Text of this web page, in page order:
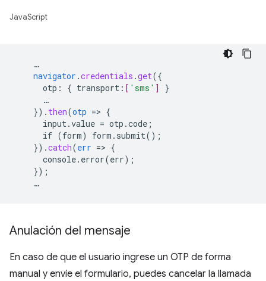
JavaScript
…
navigator .credentials .get({
otp : { transport : [ 'sms' ]
}
…
}) . then(otp => {
input.value = otp.code ;
if (form) form.submit() ;
}) .catch(err => {
console.error(err) ;
});
…
Anulación del mensaje
En caso de que el usuario ingrese un OTP de forma
manual y envíe el formulario, puedes cancelar la llamada